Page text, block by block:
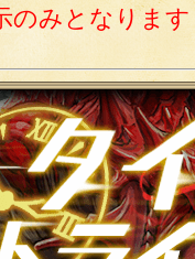
のみとなります